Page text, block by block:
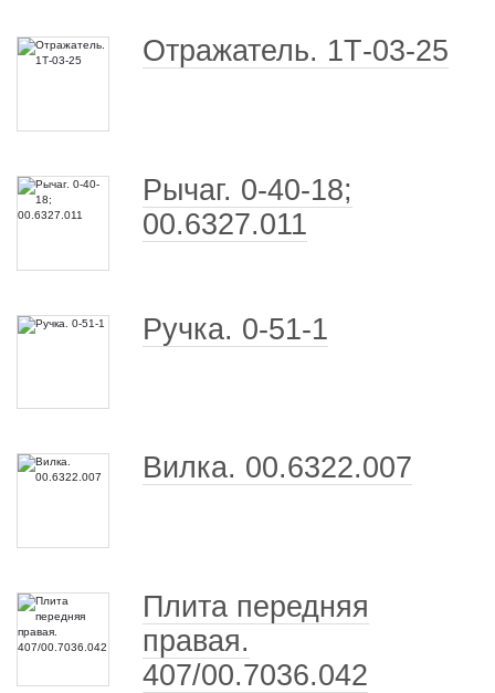
Отражатель. 1Т-03-25
Рычаг. 0-40-18;
00.6327.011
Ручка. 0-51-1
Вилка. 00.6322.007
Плита передняя
правая.
407/00.7036.042